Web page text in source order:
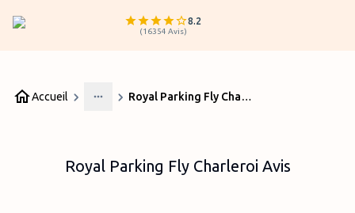
8.2
(16354 Avis)
Accueil
More
Royal Parking Fly Charleroi Avis
Royal Parking Fly Charleroi Avis